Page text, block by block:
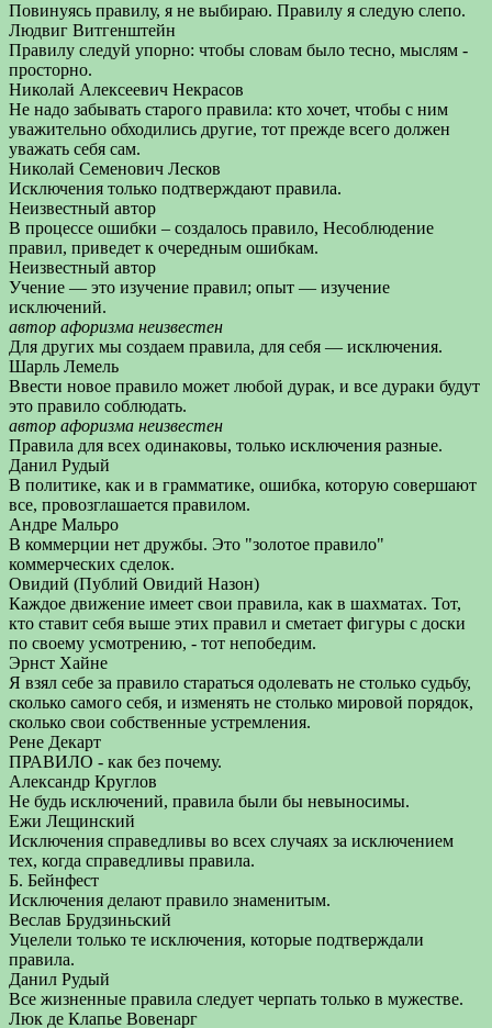
Повинуясь правилу, я не выбираю. Правилу я следую слепо.
Людвиг Витгенштейн
Правилу следуй упорно: чтобы словам было тесно, мыслям -
просторно.
Николай Алексеевич Некрасов
Не надо забывать старого правила: кто хочет, чтобы с ним
уважительно обходились другие, тот прежде всего должен
уважать себя сам.
Николай Семенович Лесков
Исключения только подтверждают правила.
Неизвестный автор
В процессе ошибки – создалось правило, Несоблюдение
правил, приведет к очередным ошибкам.
Неизвестный автор
Учение — это изучение правил; опыт — изучение
исключений.
автор афоризма неизвестен
Для других мы создаем правила, для себя — исключения.
Шарль Лемель
Ввести новое правило может любой дурак, и все дураки будут
это правило соблюдать.
автор афоризма неизвестен
Правила для всех одинаковы, только исключения разные.
Данил Рудый
В политике, как и в грамматике, ошибка, которую совершают
все, провозглашается правилом.
Андре Мальро
В коммерции нет дружбы. Это "золотое правило"
коммерческих сделок.
Овидий (Публий Овидий Назон)
Каждое движение имеет свои правила, как в шахматах. Тот,
кто ставит себя выше этих правил и сметает фигуры с доски
по своему усмотрению, - тот непобедим.
Эрнст Хайне
Я взял себе за правило стараться одолевать не столько судьбу,
сколько самого себя, и изменять не столько мировой порядок,
сколько свои собственные устремления.
Рене Декарт
ПРАВИЛО - как без почему.
Александр Круглов
Не будь исключений, правила были бы невыносимы.
Ежи Лещинский
Исключения справедливы во всех случаях за исключением
тех, когда справедливы правила.
Б. Бейнфест
Исключения делают правило знаменитым.
Веслав Брудзиньский
Уцелели только те исключения, которые подтверждали
правила.
Данил Рудый
Все жизненные правила следует черпать только в мужестве.
Люк де Клапье Вовенарг